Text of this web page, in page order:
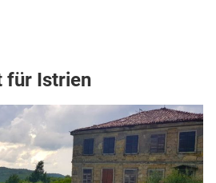
für Istrien